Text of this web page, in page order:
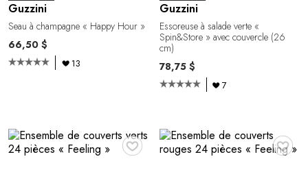
Guzzini
Seau à champagne « Happy Hour »
66,50 $
13
Guzzini
Essoreuse à salade verte «
Spin&Store » avec couvercle (26
cm)
78,75 $
7
♥ ♥